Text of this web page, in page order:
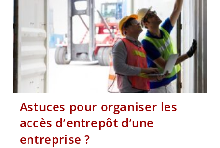
Astuces pour organiser les
accès d’entrepôt d’une
entreprise ?